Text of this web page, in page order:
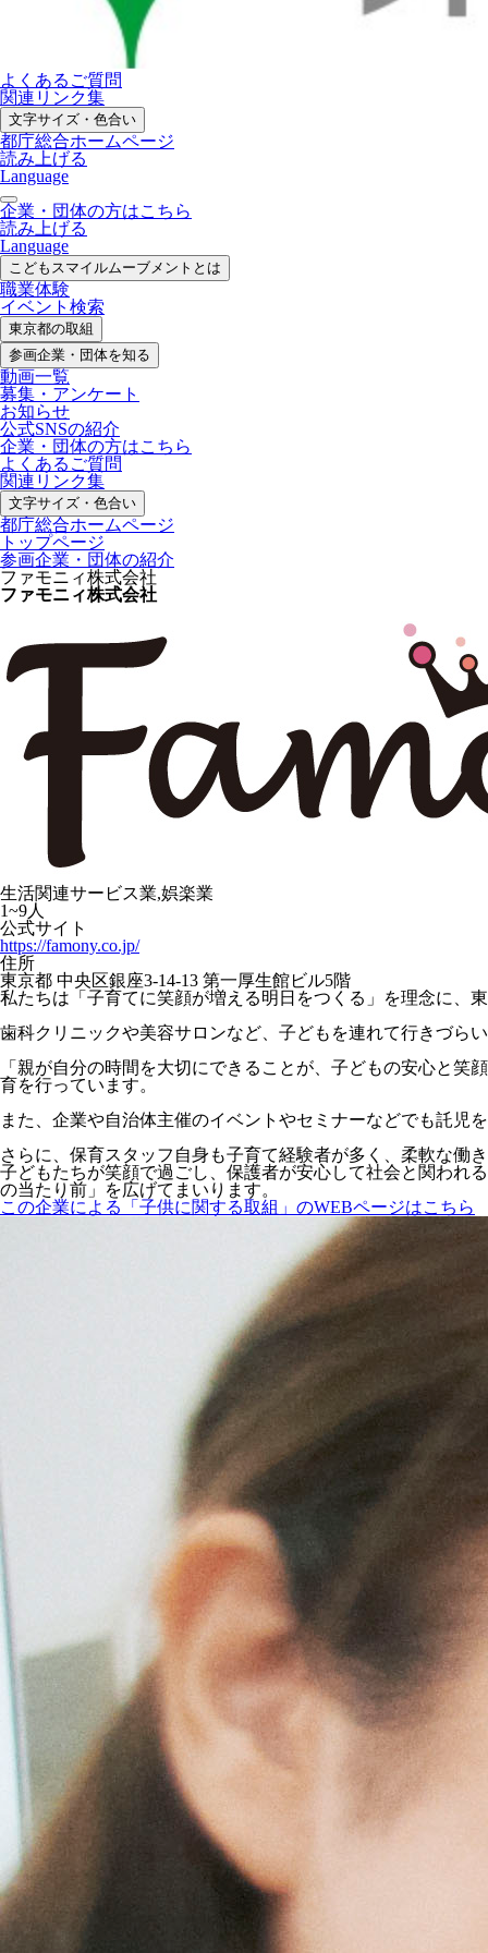
よくあるご質問
関連リンク集
文字サイズ・色合い
都庁総合ホームページ
読み上げる
Language
企業・団体の方はこちら
読み上げる
Language
こどもスマイルムーブメントとは
職業体験
イベント検索
東京都の取組
参画企業・ 団体を知る
動画一覧
募集・ アンケート
お知らせ
公式SNSの紹介
企業・団体の方はこちら
よくあるご質問
関連リンク集
文字サイズ・色合い
都庁総合ホームページ
トップページ
参画企業・団体の紹介
ファモニィ株式会社
ファモニィ株式会社
生活関連サービス業,娯楽業
1~9人
公式サイト
https://famony.co.jp/
住所
東京都 中央区銀座3-14-13 第一厚生館ビル5階
私たちは「子育てに笑顔が増える明日をつくる」を理念に、
歯科クリニックや美容サロンなど、子どもを連れて行きづら
「親が自分の時間を大切にできることが、子どもの安心と
育を行っています。
また、企業や自治体主催のイベントやセミナーなどでも託児
さらに、保育スタッフ自身も子育て経験者が多く、柔軟な働
子どもたちが笑顔で過ごし、保護者が安心して社会と関われ
の当たり前」を広げてまいります。
この企業による「子供に関する取組」のWEBページはこちら